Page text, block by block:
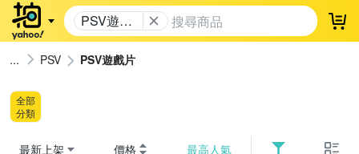
PSV遊戲
片
登
PSV PSV遊戲片
全部
分類
最新上架 價格 最高人氣